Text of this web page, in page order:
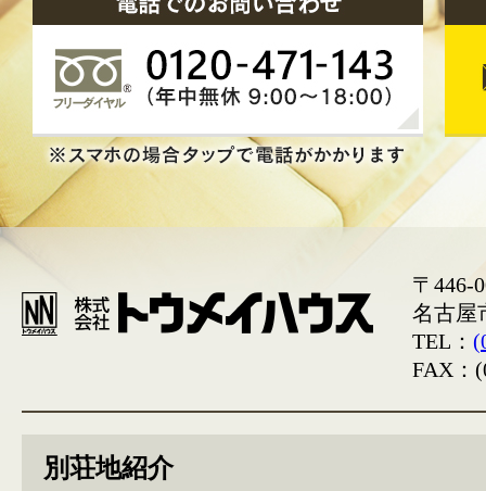
〒446-
名古屋
TEL：
FAX：
別荘地紹介